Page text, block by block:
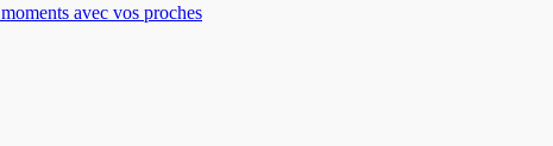
avec vos proches